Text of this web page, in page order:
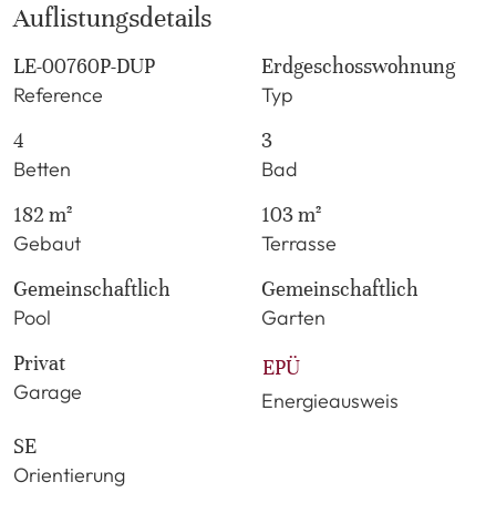
Auflistungsdetails
LE-00760P-DUP
Reference
Erdgeschosswohnung
Typ
4
Betten
3
Bad
182 m²
Gebaut
103 m²
Terrasse
Gemeinschaftlich
Pool
Gemeinschaftlich
Garten
Privat
Garage
EPÜ
Energieausweis
SE
Orientierung